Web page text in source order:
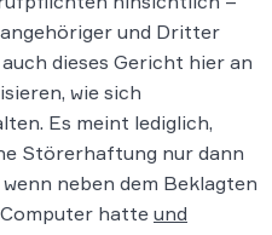
und Dritter
dieses Gericht hier an
wie sich
Es meint lediglich,
Störerhaftung nur dann
neben dem Beklagten
hatte und